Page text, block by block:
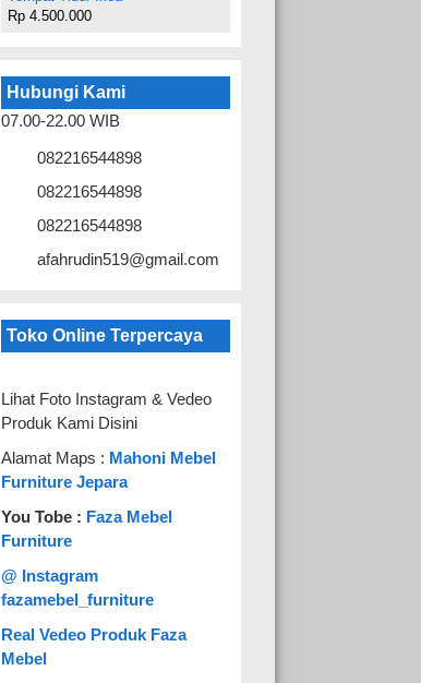
Rp 4.500.000
Hubungi Kami
07.00-22.00 WIB
082216544898
082216544898
082216544898
afahrudin519@gmail.com
Toko Online Terpercaya
Lihat Foto Instagram & Vedeo
Produk Kami Disini
Alamat Maps : Mahoni Mebel
Furniture Jepara
You Tobe : Faza Mebel
Furniture
@ Instagram
fazamebel_furniture
Real Vedeo Produk Faza
Mebel